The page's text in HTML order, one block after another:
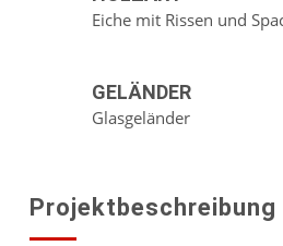
Eiche mit Rissen und
GELÄNDER
Glasgeländer
Projektbeschreibung